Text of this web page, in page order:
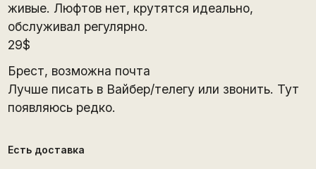
живые. Люфтов нет, крутятся идеально,
обслуживал регулярно.
29$
Брест, возможна почта
Лучше писать в Вайбер/телегу или звонить. Тут
появляюсь редко.
Есть доставка